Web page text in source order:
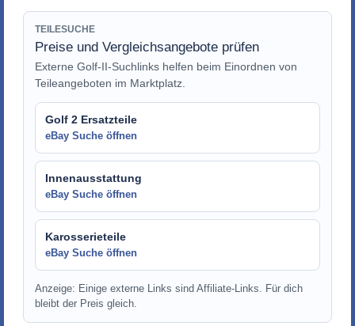
TEILESUCHE
Preise und Vergleichsangebote prüfen
Externe Golf-II-Suchlinks helfen beim Einordnen von
Teileangeboten im Marktplatz.
Golf 2 Ersatzteile
eBay Suche öffnen
Innenausstattung
eBay Suche öffnen
Karosserieteile
eBay Suche öffnen
Anzeige: Einige externe Links sind Affiliate-Links. Für dich
bleibt der Preis gleich.